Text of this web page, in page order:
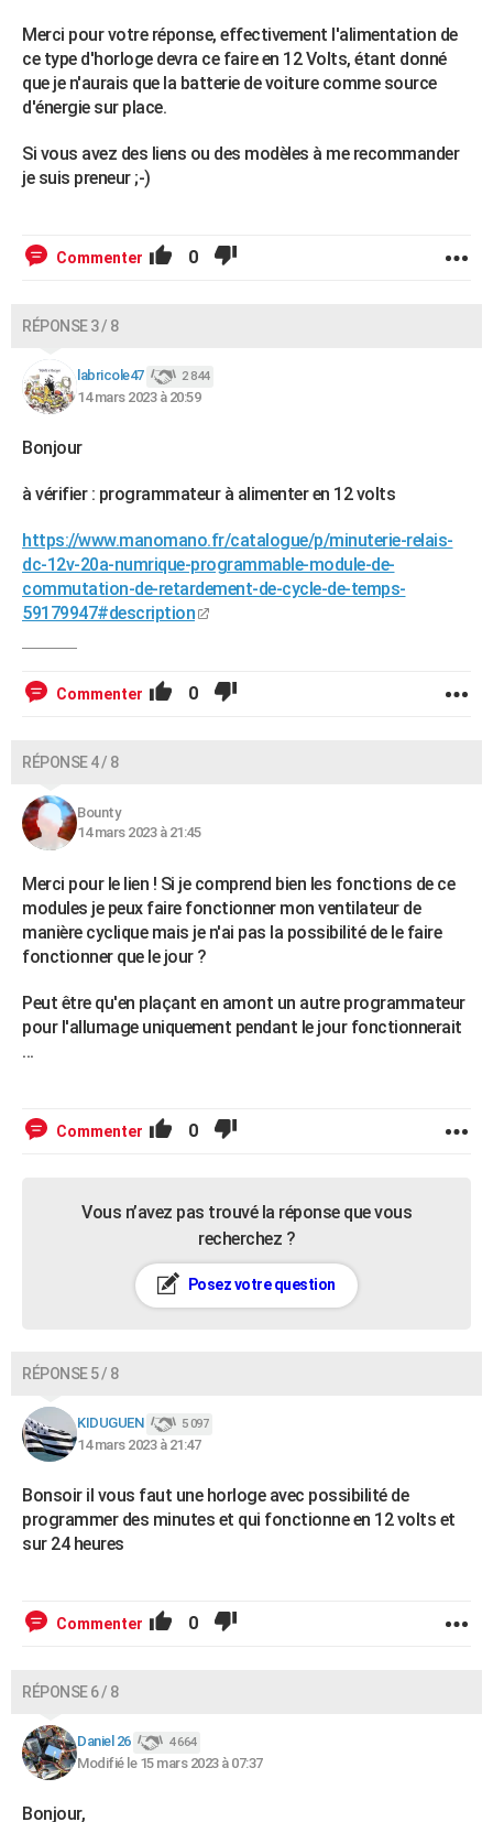
Merci pour votre réponse, effectivement l'alimentation de
ce type d'horloge devra ce faire en 12 Volts, étant donné
que je n'aurais que la batterie de voiture comme source
d'énergie sur place.
Si vous avez des liens ou des modèles à me recommander
je suis preneur ;-)
Commenter 0
RÉPONSE 3 / 8
labricole47 2 844
14 mars 2023 à 20:59
Bonjour
à vérifier : programmateur à alimenter en 12 volts
https://www.manomano.fr/catalogue/p/minuterie-relais-
dc-12v-20a-numrique-programmable-module-de-
commutation-de-retardement-de-cycle-de-temps-
59179947#description
Commenter 0
RÉPONSE 4 / 8
Bounty
14 mars 2023 à 21:45
Merci pour le lien ! Si je comprend bien les fonctions de ce
modules je peux faire fonctionner mon ventilateur de
manière cyclique mais je n'ai pas la possibilité de le faire
fonctionner que le jour ?
Peut être qu'en plaçant en amont un autre programmateur
pour l'allumage uniquement pendant le jour fonctionnerait
...
Commenter 0
Vous n’avez pas trouvé la réponse que vous
recherchez ?
Posez votre question
RÉPONSE 5 / 8
KIDUGUEN 5 097
14 mars 2023 à 21:47
Bonsoir il vous faut une horloge avec possibilité de
programmer des minutes et qui fonctionne en 12 volts et
sur 24 heures
Commenter 0
RÉPONSE 6 / 8
Daniel 26 4 664
Modifié le 15 mars 2023 à 07:37
Bonjour,